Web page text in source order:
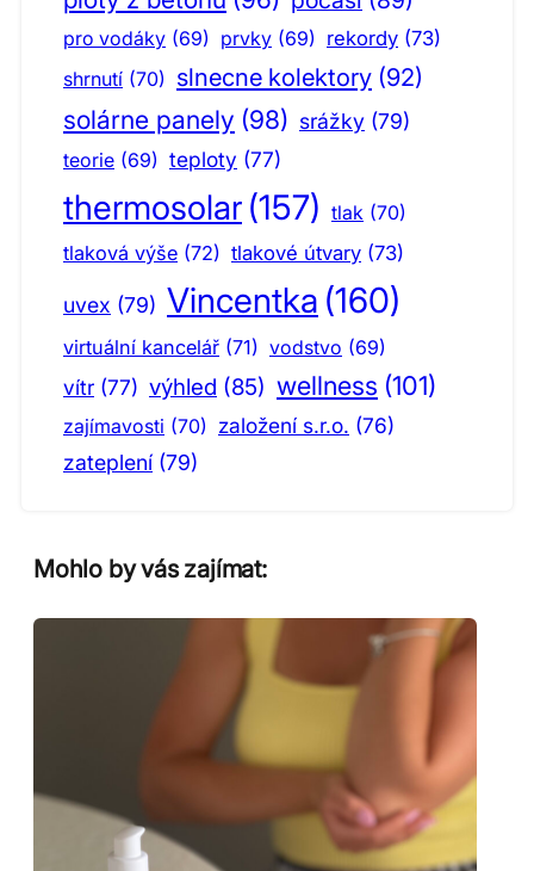
pro vodáky (69) prvky (69) rekordy (73)
shrnutí (70) slnecne kolektory (92)
solárne panely (98) srážky (79)
teorie (69) teploty (77)
thermosolar (157) tlak (70)
tlaková výše (72) tlakové útvary (73)
uvex (79) Vincentka (160)
virtuální kancelář (71) vodstvo (69)
vítr (77) výhled (85) wellness (101)
zajímavosti (70) založení s.r.o. (76)
zateplení (79)
Mohlo by vás zajímat: